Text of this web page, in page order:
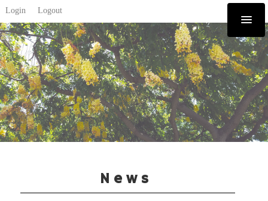
Login Logout
News